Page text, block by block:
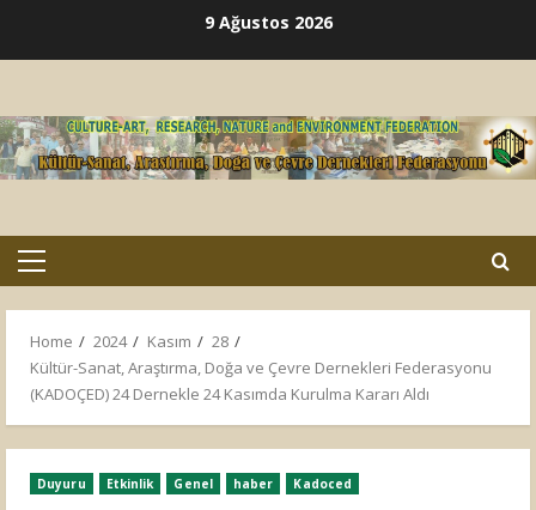
9 Ağustos 2026
Primary
Home 2024 Kasım
28
Kültür-Sanat, Araştırma, Doğa ve Çevre Dernekleri Federasyonu
(KADOÇED) 24 Dernekle 24 Kasımda Kurulma Kararı Aldı
Duyuru Etkinlik Genel haber Kadoced